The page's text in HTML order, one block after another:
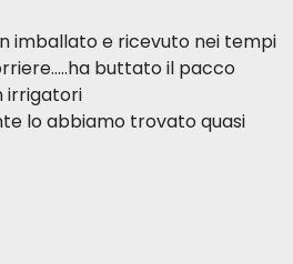
imballato e ricevuto nei tempi
buttato il pacco
irrigatori
lo abbiamo trovato quasi